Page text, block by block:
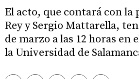
El acto, que contará con la
Rey y Sergio Mattarella,
de marzo a las 12 horas en
la Universidad de